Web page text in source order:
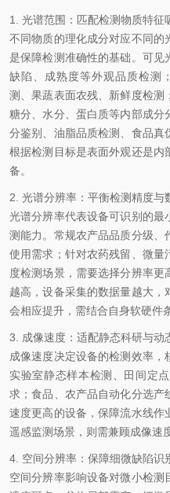
1. 光谱范围：匹配检测物质特征
不同物质的理化成分对应不同的
是保障检测准确性的基础。可
缺陷、成熟度等外观品质检测
测、果蔬表面农残、新鲜度检测
糖分、水分、蛋白质等内部成
分鉴别、油脂品质检测、食品
根据检测目标是表面外观还是
备。
2. 光谱分辨率：平衡检测精度与
光谱分辨率代表设备可识别的最
测能力。常规农产品品质分级、
使用需求；针对农药残留、微
度检测场景，需要选择分辨率
越高，设备采集的数据量越大
会相应提升，需结合自身软硬件
3. 成像速度：适配静态科研与动
成像速度决定设备的检测效率，
实验室静态样本检测、田间定
求；食品、农产品自动化分选产
速度更高的设备，保障流水线作
遥感监测场景，则需兼顾成像速
4. 空间分辨率：保障细微缺陷识
空间分辨率影响设备对微小检